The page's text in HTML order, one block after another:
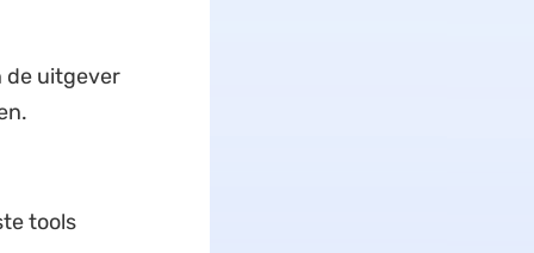
de uitgever
tools